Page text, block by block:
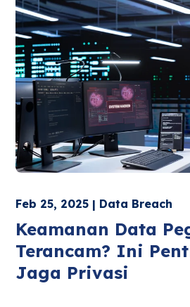
Feb 25, 2025 | Data Breach
Keamanan Data
Terancam? Ini
Jaga Privasi